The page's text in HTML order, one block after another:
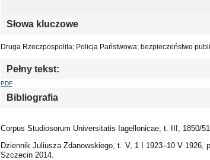
Słowa kluczowe
Druga Rzeczpospolita; Policja Państwowa; bezpieczeństwo
Pełny tekst:
PDF
Bibliografia
Corpus Studiosorum Universitatis Iagellonicae, t. III, 1850/
Dziennik Juliusza Zdanowskiego, t. V, 1 I 1923–10 V
Szczecin 2014.